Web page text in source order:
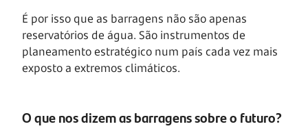
É por isso que as barragens não são apenas
reservatórios de água. São instrumentos de
planeamento estratégico num país cada vez mais
exposto a extremos climáticos.
O que nos dizem as barragens sobre o futuro?